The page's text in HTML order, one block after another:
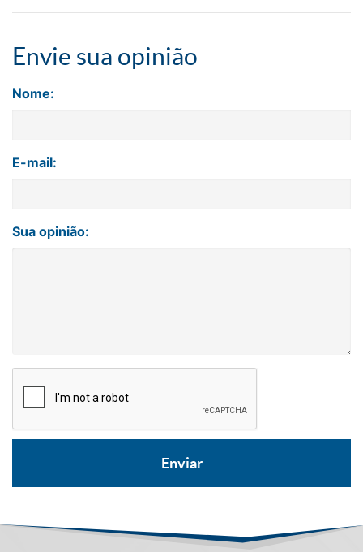
Envie sua opinião
Nome:
E-mail:
Sua opinião: